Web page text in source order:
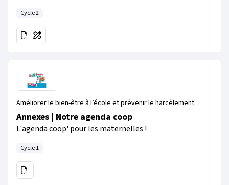
Cycle 2
Améliorer le bien-être à l’école et prévenir le harcèlement
Annexes | Notre agenda coop
L'agenda coop' pour les maternelles !
Cycle 1